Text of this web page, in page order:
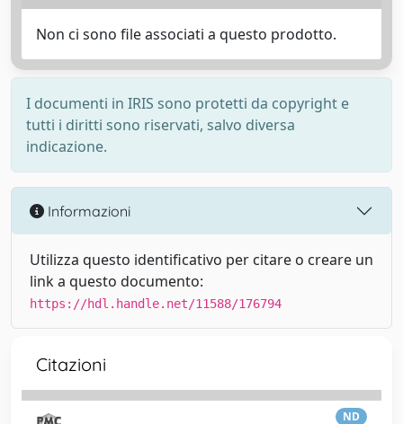
Non ci sono file associati a questo prodotto.
I documenti in IRIS sono protetti da copyright e
tutti i diritti sono riservati, salvo diversa
indicazione.
Informazioni
Utilizza questo identificativo per citare o creare un
link a questo documento:
https://hdl.handle.net/11588/176794
Citazioni
ND